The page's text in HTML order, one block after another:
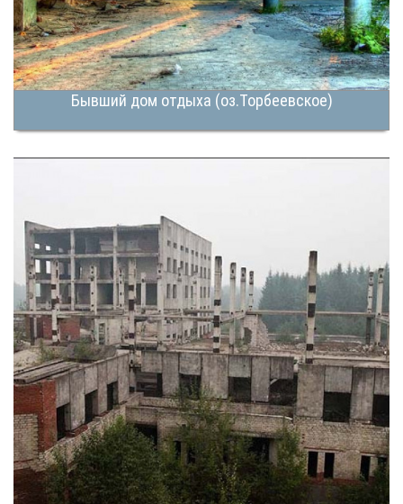
Бывший дом отдыха (оз.Торбеевское)